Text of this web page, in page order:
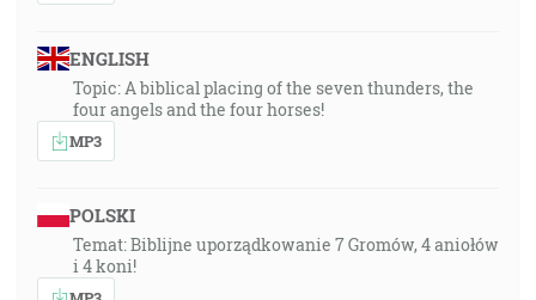
ENGLISH
Topic: A biblical placing of the seven thunders, the
four angels and the four horses!
MP3
POLSKI
Temat: Biblijne uporządkowanie 7 Gromów, 4 aniołów
i 4 koni!